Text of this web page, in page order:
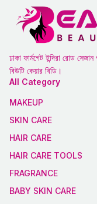
ঢাকা ফার্মগেট ইন্দিরা রোড
বিউটি কেয়ার বিডি।
All Category
MAKEUP
SKIN CARE
HAIR CARE
HAIR CARE TOOLS
FRAGRANCE
BABY SKIN CARE